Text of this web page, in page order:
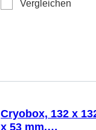
Codierung pro
132 x 132 x 53 mm,
Vergleichen
Cryobox, 132 x
x 53 mm,